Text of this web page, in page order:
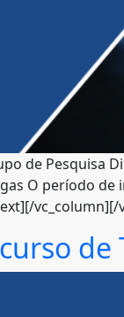
de
O período